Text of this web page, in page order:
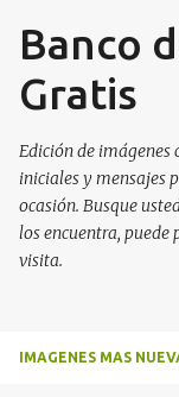
Banco
Gratis
Edición de imágenes
iniciales y mensajes
ocasión. Busque
los encuentra, puede
visita.
IMAGENES MAS